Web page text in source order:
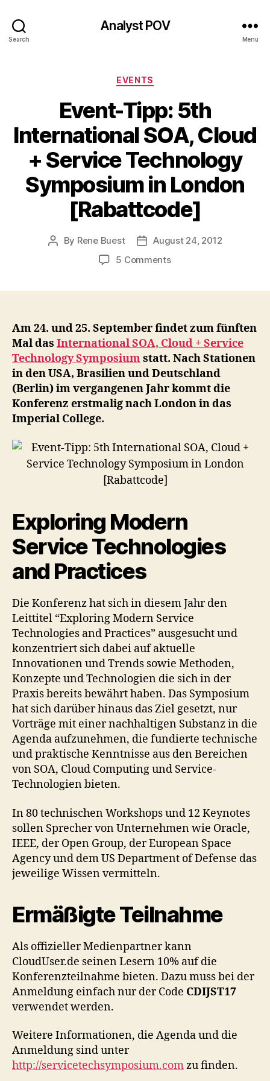
Search
Analyst POV
Menu
Categories
EVENTS
Event-Tipp: 5th
International SOA, Cloud
+ Service Technology
Symposium in London
[Rabattcode]
Post
By Rene Buest
PostAugust 24, 2012
5 Commentson
SOA,
Cloud
+
Service
Technology
Symposium
in
Am 24. und 25. September findet zum fünften
Mal das International SOA, Cloud + Service
Technology Symposiumstatt. Nach Stationen
in den USA, Brasilien und Deutschland
(Berlin) im vergangenen Jahr kommt die
Konferenz erstmalig nach London in das
Imperial College.
Exploring Modern
Service Technologies
and Practices
Die Konferenz hat sich in diesem Jahr den
Leittitel “Exploring Modern Service
Technologies and Practices” ausgesucht und
konzentriert sich dabei auf aktuelle
Innovationen und Trends sowie Methoden,
Konzepte und Technologien die sich in der
Praxis bereits bewährt haben. Das Symposium
hat sich darüber hinaus das Ziel gesetzt, nur
Vorträge mit einer nachhaltigen Substanz in die
Agenda aufzunehmen, die fundierte technische
und praktische Kenntnisse aus den Bereichen
von SOA, Cloud Computing und Service-
Technologien bieten.
In 80 technischen Workshops und 12 Keynotes
sollen Sprecher von Unternehmen wie Oracle,
IEEE, der Open Group, der European Space
Agency und dem US Department of Defense das
jeweilige Wissen vermitteln.
Ermäßigte Teilnahme
Als offizieller Medienpartner kann
CloudUser.de seinen Lesern 10% auf die
Konferenzteilnahme bieten. Dazu muss bei der
Anmeldung einfach nur der Code CDIJST17
verwendet werden.
Weitere Informationen, die Agenda und die
Anmeldung sind unter
http://servicetechsymposium.comzu finden.